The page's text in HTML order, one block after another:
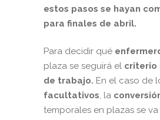
estos pasos se hayan
para finales de abril.
Para decidir qué
plaza se seguirá el criterio
de trabajo. En el caso de
facultativos, la
temporales en plazas se